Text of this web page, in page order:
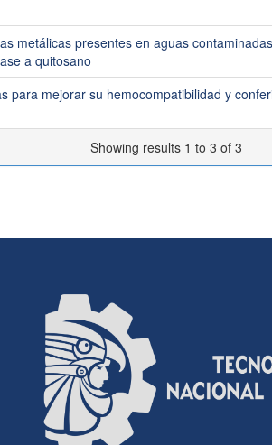
metálicas presentes en aguas contaminadas
a quitosano
para mejorar su hemocompatibilidad y
Showing results 1 to 3 of 3